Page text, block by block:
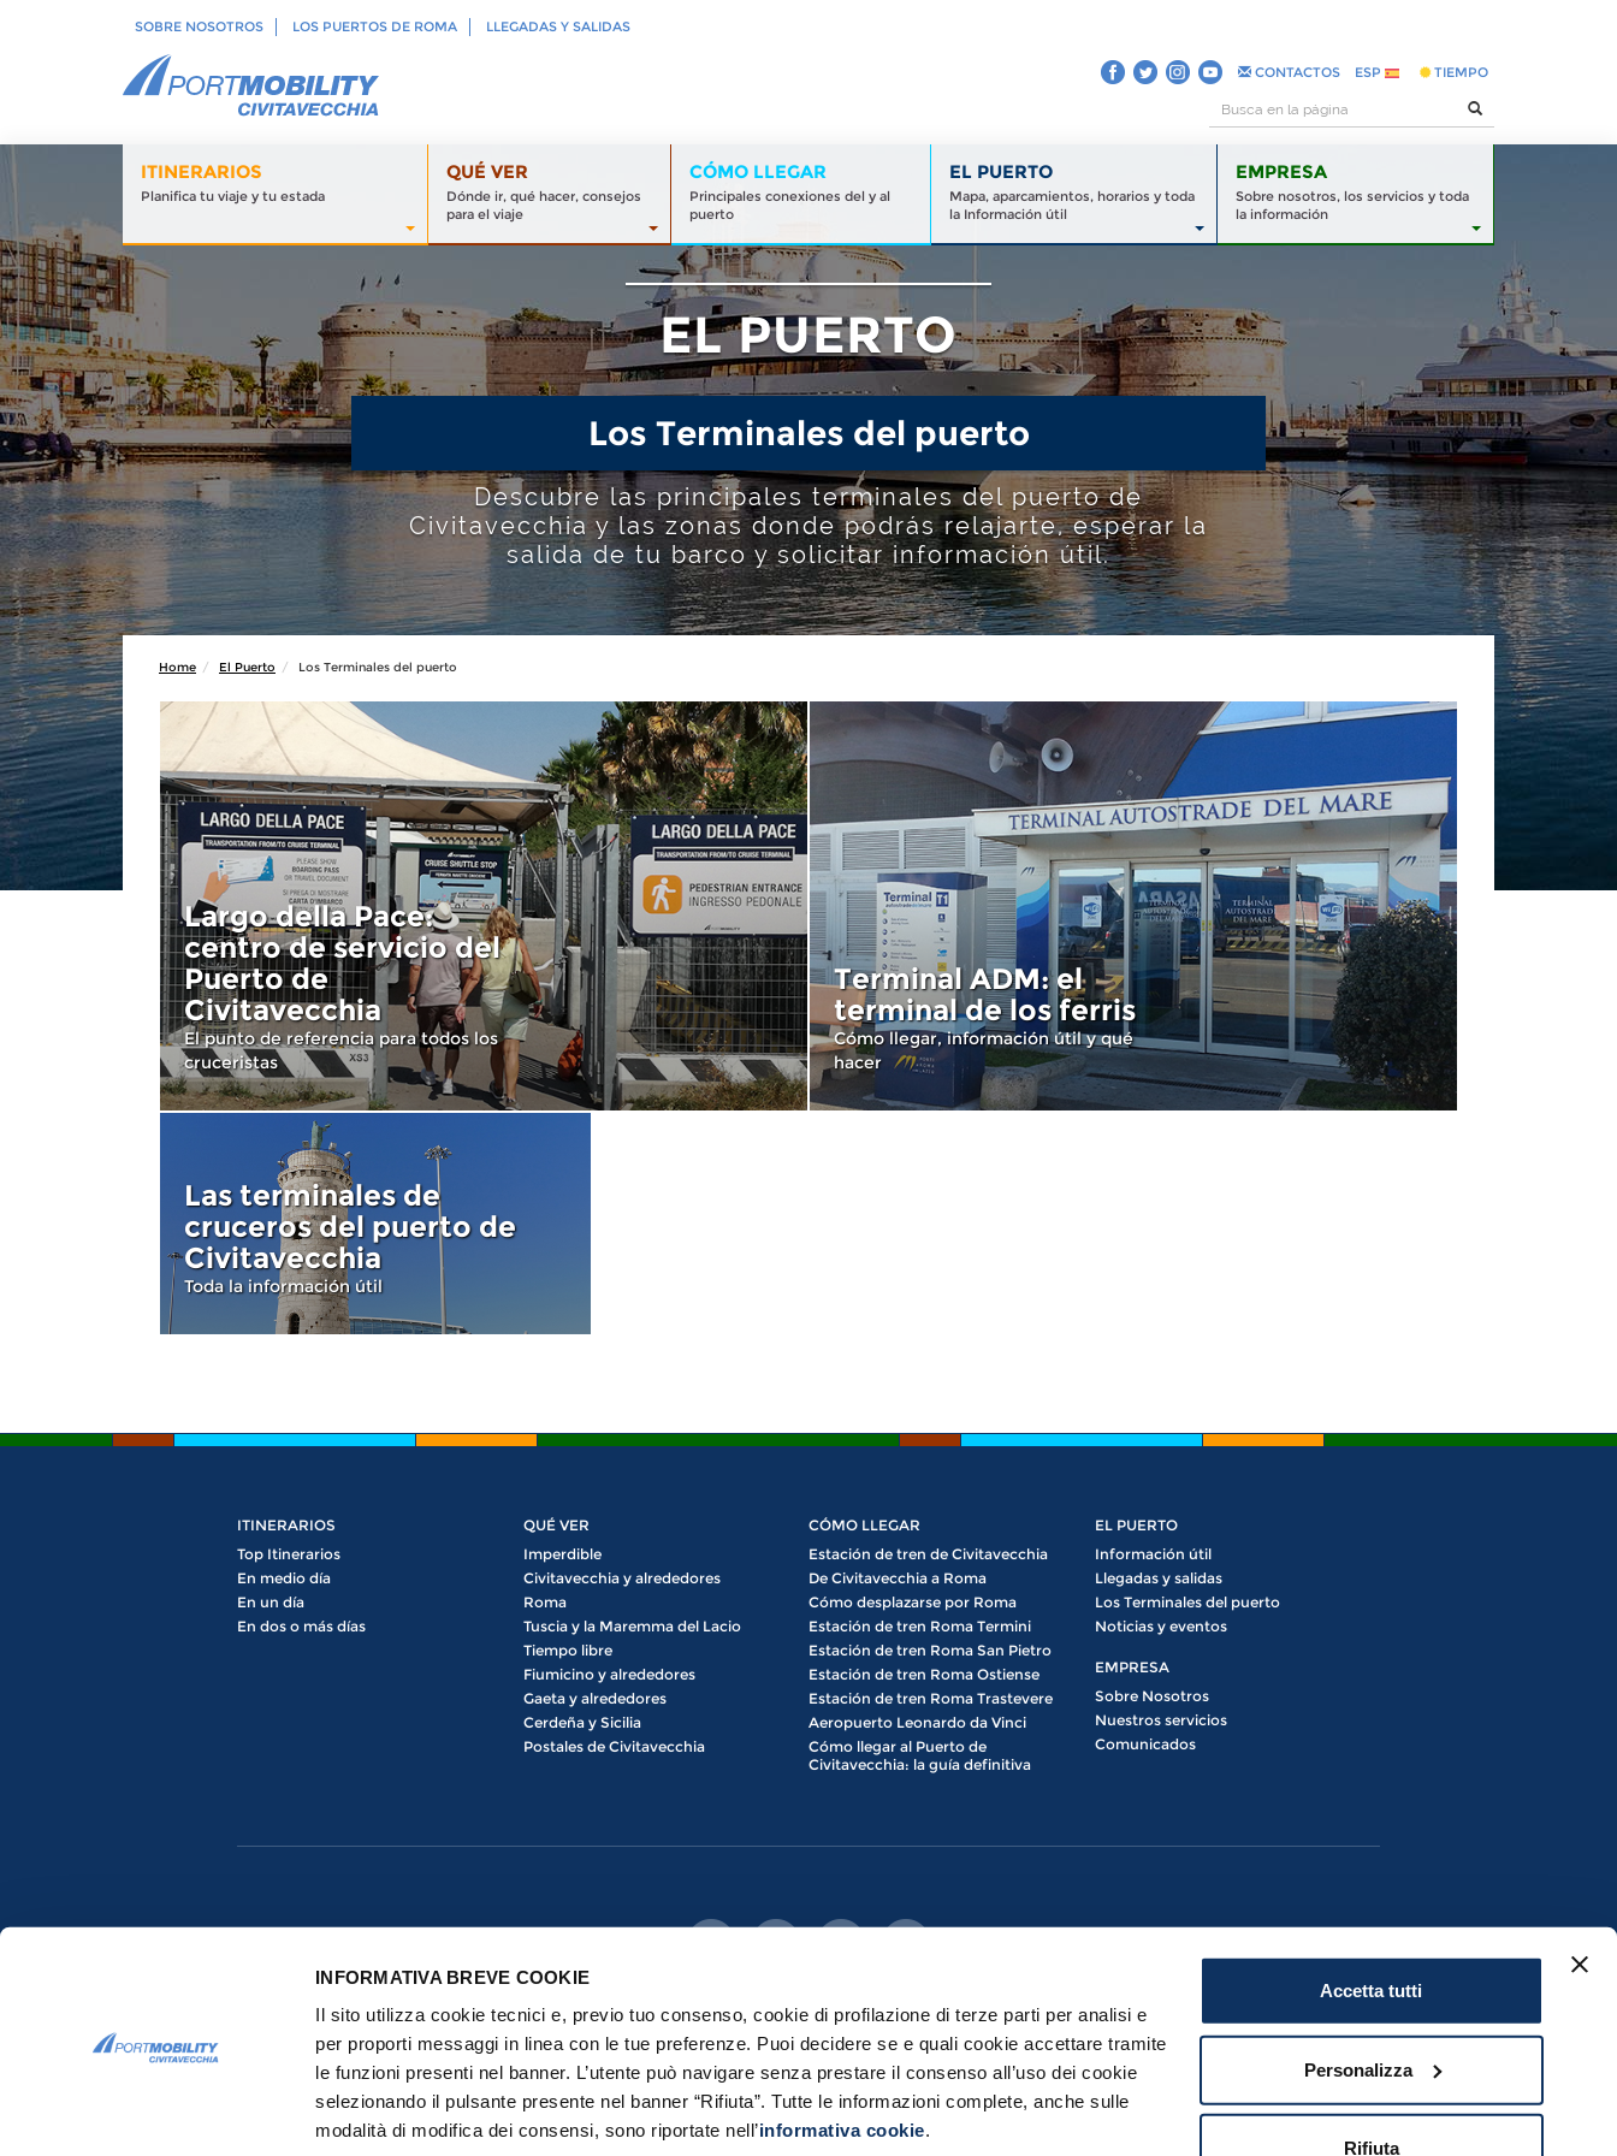
INFORMATIVA BREVE COOKIE
Il sito utilizza cookie tecnici e, previo tuo consenso, cookie di profilazione di terze parti per analisi e
per proporti messaggi in linea con le tue preferenze. Puoi decidere se e quali cookie accettare tramite
le funzioni presenti nel banner. L’utente può navigare senza prestare il consenso all’uso dei cookie
selezionando il pulsante presente nel banner “Rifiuta”. Tutte le informazioni complete, anche sulle
modalità di modifica dei consensi, sono riportate nell’informativa cookie.
Accetta tutti
Personalizza
Rifiuta
SOBRE NOSOTROS LOS PUERTOS DE ROMA LLEGADAS Y SALIDAS
CONTACTOS ESP TIEMPO
ITINERARIOS
Planifica tu viaje y tu estada
QUÉ VER
Dónde ir, qué hacer, consejos
para el viaje
CÓMO LLEGAR
Principales conexiones del y al
puerto
EL PUERTO
Mapa, aparcamientos, horarios y toda
la Información útil
EMPRESA
Sobre nosotros, los servicios y toda
la información
EL PUERTO
Los Terminales del puerto
Descubre las principales terminales del puerto de
Civitavecchia y las zonas donde podrás relajarte, esperar la
salida de tu barco y solicitar información útil.
Home El Puerto Los Terminales del puerto
Largo della Pace:
centro de servicio del
Puerto de
Civitavecchia
El punto de referencia para todos los
cruceristas
Terminal ADM: el
terminal de los ferris
Cómo llegar, información útil y qué
hacer
Las terminales de
cruceros del puerto de
Civitavecchia
Toda la información útil
ITINERARIOS
Top Itinerarios
En medio día
En un día
En dos o más días
QUÉ VER
Imperdible
Civitavecchia y alrededores
Roma
Tuscia y la Maremma del Lacio
Tiempo libre
Fiumicino y alrededores
Gaeta y alrededores
Cerdeña y Sicilia
Postales de Civitavecchia
CÓMO LLEGAR
Estación de tren de Civitavecchia
De Civitavecchia a Roma
Cómo desplazarse por Roma
Estación de tren Roma Termini
Estación de tren Roma San Pietro
Estación de tren Roma Ostiense
Estación de tren Roma Trastevere
Aeropuerto Leonardo da Vinci
Cómo llegar al Puerto de
Civitavecchia: la guía definitiva
EL PUERTO
Información útil
Llegadas y salidas
Los Terminales del puerto
Noticias y eventos
EMPRESA
Sobre Nosotros
Nuestros servicios
Comunicados
Copyrights © 2015-2026 All rights reserved | Port Mobility S.p.a. con Socio Unico - Loc. prato del Turco, 00053 Civitavecchia (RM) | P.IVA 08280881007
Política de privacidad|Política de cookies